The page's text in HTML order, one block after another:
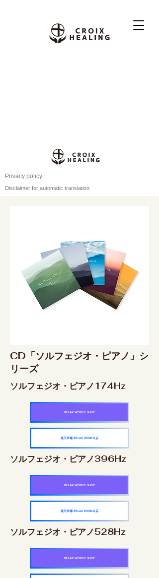
Privacy policy
Disclaimer for automatic translation
CD「ソルフェジオ・ピアノ」シ
リーズ
ソルフェジオ・ピアノ174Hz
RELAX WORLD SHOP
楽天市場 RELAX WORLD店
ソルフェジオ・ピアノ396Hz
RELAX WORLD SHOP
楽天市場 RELAX WORLD店
ソルフェジオ・ピアノ528Hz
RELAX WORLD SHOP